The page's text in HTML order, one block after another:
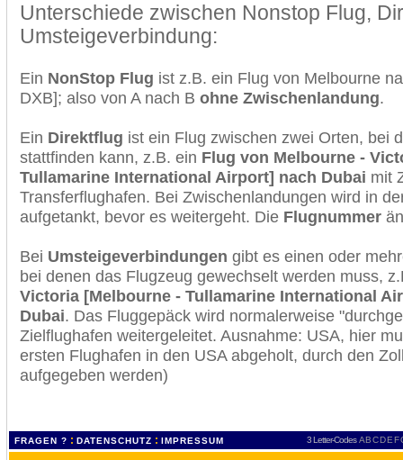
Unterschiede zwischen Nonstop Flug,
Umsteigeverbindung:
Ein NonStop Flug ist z.B. ein Flug von Melbourne
DXB]; also von A nach B ohne Zwischenlandung.
Ein Direktflug ist ein Flug zwischen zwei Orten, bei
stattfinden kann, z.B. ein Flug von Melbourne -
Tullamarine International Airport] nach Dubai mit
Transferflughafen. Bei Zwischenlandungen wird in
aufgetankt, bevor es weitergeht. Die Flugnummer
Bei Umsteigeverbindungen gibt es einen oder
bei denen das Flugzeug gewechselt werden muss,
Victoria [Melbourne - Tullamarine International
Dubai. Das Fluggepäck wird normalerweise
Zielflughafen weitergeleitet. Ausnahme: USA, hier
ersten Flughafen in den USA abgeholt, durch den
aufgegeben werden)
FRAGEN ? : DATENSCHUTZ : IMPRESSUM 3 Letter-Codes ABCDEF